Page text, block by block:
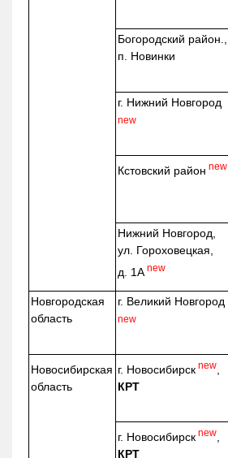
Богородский район.,
п. Новинки
г. Нижний Новгород
new
Кстовский район new
Нижний Новгород,
ул. Гороховецкая,
д. 1А new
Новгородская
область
г. Великий Новгород
new
Новосибирская
область
г. Новосибирск new
КРТ
г. Новосибирск new
КРТ